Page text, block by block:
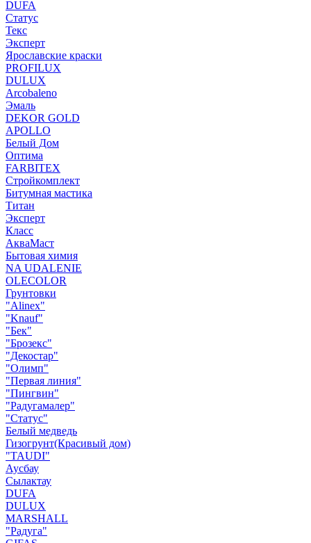
DUFA
Статус
Текс
Эксперт
Ярославские краски
PROFILUX
DULUX
Arcobaleno
Эмаль
DEKOR GOLD
APOLLO
Белый Дом
Оптима
FARBITEX
Стройкомплект
Битумная мастика
Титан
Эксперт
Класс
АкваМаст
Бытовая химия
NA UDALENIE
OLECOLOR
Грунтовки
"Alinex"
"Knauf"
"Бек"
"Брозекс"
"Декостар"
"Олимп"
"Первая линия"
"Пингвин"
"Радугамалер"
"Статус"
Белый медведь
Гизогрунт(Красивый дом)
"TAUDI"
Аусбау
Сылактау
DUFA
DULUX
MARSHALL
"Радуга"